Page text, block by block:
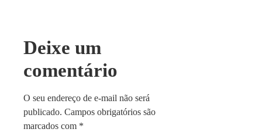
Deixe um
comentário
O seu endereço de e-mail não será
publicado. Campos obrigatórios são
marcados com *